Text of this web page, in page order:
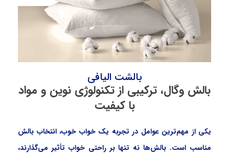
بالشت الیافی
بالش وگال، ترکیبی از تکنولوژی نوین و مواد
با کیفیت
یکی از مهم‌ترین عوامل در تجربه یک خواب خوب، انتخاب بالش
مناسب است. بالش‌ها نه تنها بر راحتی خواب تأثیر می‌گذارند،